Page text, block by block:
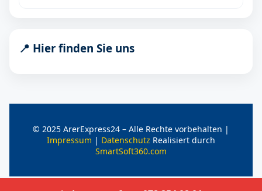
📍 Hier finden Sie uns
© 2025 ArerExpress24 – Alle Rechte vorbehalten |
Impressum | Datenschutz Realisiert durch
SmartSoft360.com